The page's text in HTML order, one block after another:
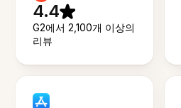
4.4
G2에서 2,100개 이상의
리뷰